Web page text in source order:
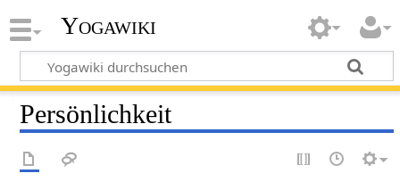
Yogawiki
Persönlichkeit